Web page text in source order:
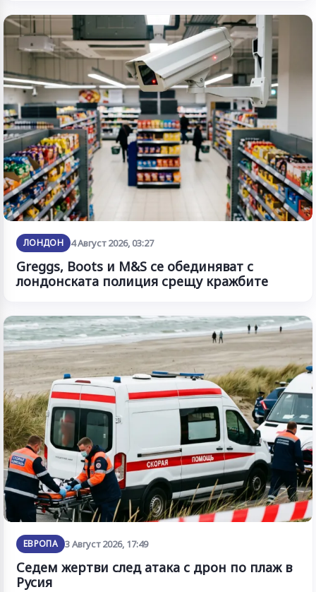
ЛОНДОН 4 Август 2026, 03:27
Greggs, Boots и M&S се обединяват с
лондонската полиция срещу кражбите
ЕВРОПА 3 Август 2026, 17:49
Седем жертви след атака с дрон по плаж в
Русия